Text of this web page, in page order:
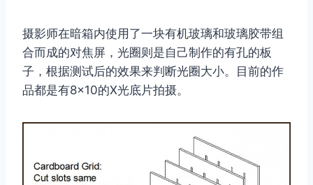
摄影师在暗箱内使用了一块有机玻璃和玻璃胶带组
合而成的对焦屏，光圈则是自己制作的有孔的板
子，根据测试后的效果来判断光圈大小。目前的作
品都是有8×10的X光底片拍摄。